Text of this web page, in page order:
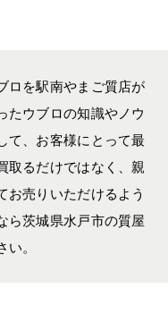
ロを駅南やまご質店が
たウブロの知識やノウ
て、お客様にとって最
取るだけではなく、親
売りいただけるよう
ら茨城県水戸市の質屋
。